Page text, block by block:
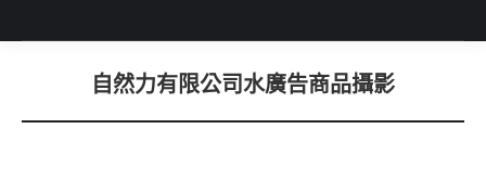
You are here:
自然力有限公司水廣告商品攝影